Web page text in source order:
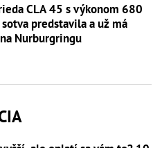
CLA 45 s výkonom 680
predstavila a už má
Nurburgringu